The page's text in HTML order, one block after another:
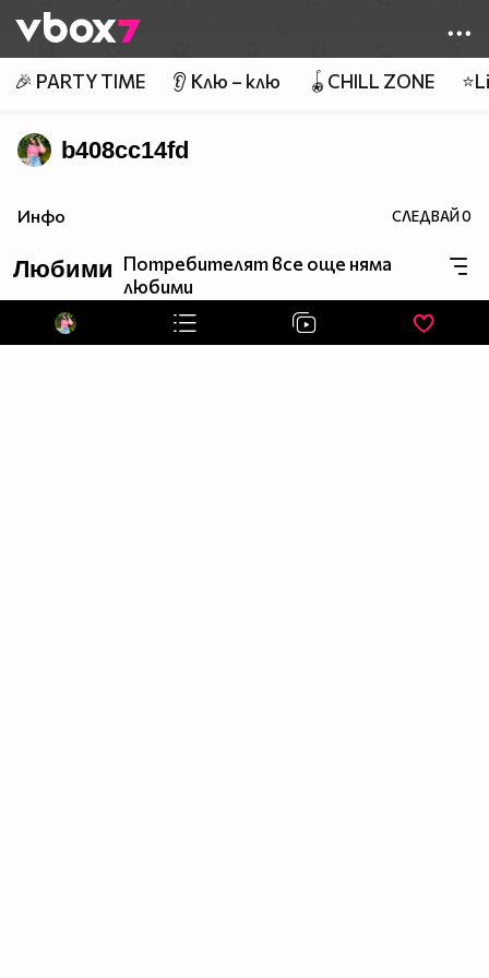
👾
🎉 PARTY TIME 👂 Клю – клю 🪀CHILL ZONE
b408cc14fd
Инфо СЛЕДВАЙ0
Любими Потребителят все още няма
любими